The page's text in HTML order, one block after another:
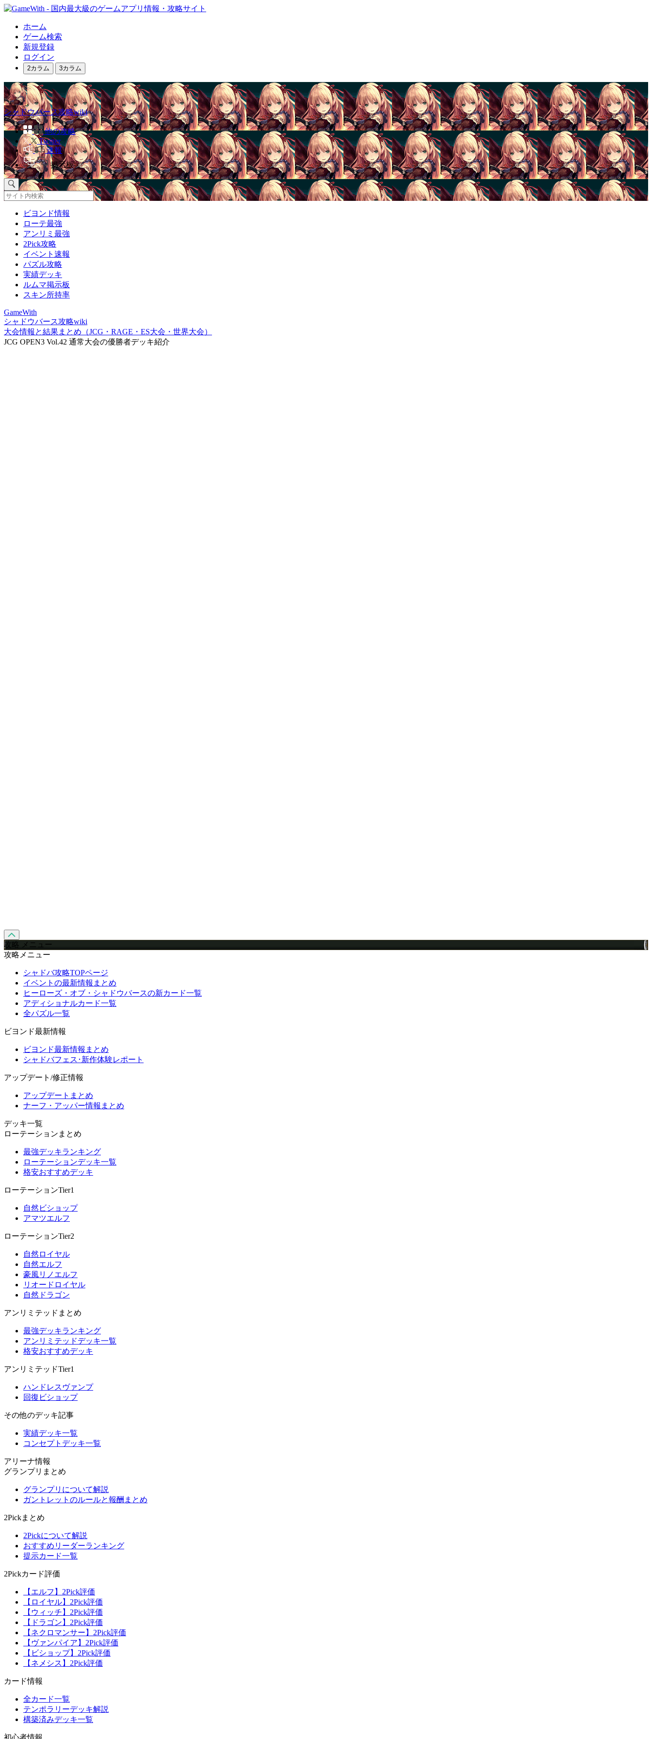
ホーム
ゲーム検索
新規登録
ログイン
2カラム 3カラム
シャドウバース攻略wiki
他の攻略
Twitter
速報
掲示板
ビヨンド情報
ローテ最強
アンリミ最強
2Pick攻略
イベント速報
パズル攻略
実績デッキ
ルムマ掲示板
スキン所持率
GameWith
シャドウバース攻略wiki
大会情報と結果まとめ（JCG・RAGE・ES大会・世界大会）
JCG OPEN3 Vol.42 通常大会の優勝者デッキ紹介
攻略 メニュー
攻略メニュー
シャドバ攻略TOPページ
イベントの最新情報まとめ
ヒーローズ・オブ・シャドウバースの新カード一覧
アディショナルカード一覧
全パズル一覧
ビヨンド最新情報
ビヨンド最新情報まとめ
シャドバフェス･新作体験レポート
アップデート/修正情報
アップデートまとめ
ナーフ・アッパー情報まとめ
デッキ一覧
ローテーションまとめ
最強デッキランキング
ローテーションデッキ一覧
格安おすすめデッキ
ローテーションTier1
自然ビショップ
アマツエルフ
ローテーションTier2
自然ロイヤル
自然エルフ
豪風リノエルフ
リオードロイヤル
自然ドラゴン
アンリミテッドまとめ
最強デッキランキング
アンリミテッドデッキ一覧
格安おすすめデッキ
アンリミテッドTier1
ハンドレスヴァンプ
回復ビショップ
その他のデッキ記事
実績デッキ一覧
コンセプトデッキ一覧
アリーナ情報
グランプリまとめ
グランプリについて解説
ガントレットのルールと報酬まとめ
2Pickまとめ
2Pickについて解説
おすすめリーダーランキング
提示カード一覧
2Pickカード評価
【エルフ】2Pick評価
【ロイヤル】2Pick評価
【ウィッチ】2Pick評価
【ドラゴン】2Pick評価
【ネクロマンサー】2Pick評価
【ヴァンパイア】2Pick評価
【ビショップ】2Pick評価
【ネメシス】2Pick評価
カード情報
全カード一覧
テンポラリーデッキ解説
構築済みデッキ一覧
初心者情報